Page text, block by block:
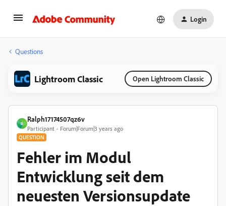
Login
Questions
Lightroom Classic Open Lightroom Classic
R
Ralph17174507qz6v
Participant Forum|Forum|3 years ago
QUESTION
Fehler im Modul
Entwicklung seit dem
neuesten Versionsupdate